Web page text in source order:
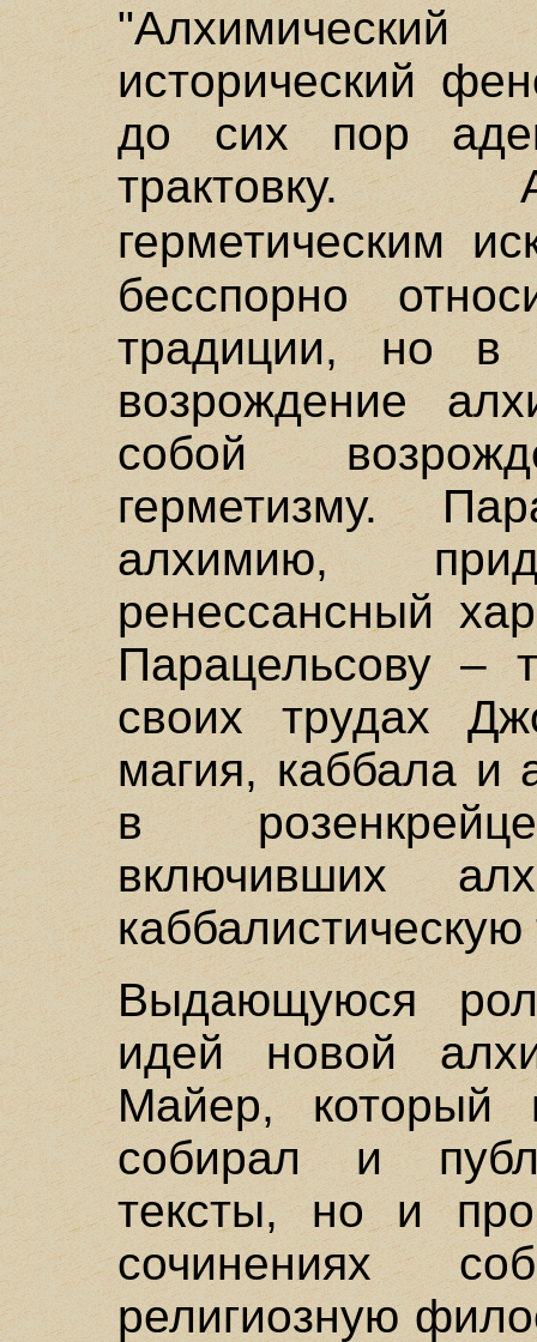
исторический
до сих пор
трактовку.
герметическим
бесспорно
традиции, но в
возрождение
собой
герметизму.
алхимию,
ренессансный
Парацельсову –
своих трудах
магия, каббала и
в
включивших
Выдающуюся
идей новой
Майер, который
собирал и
тексты, но и
сочинениях
религиозную